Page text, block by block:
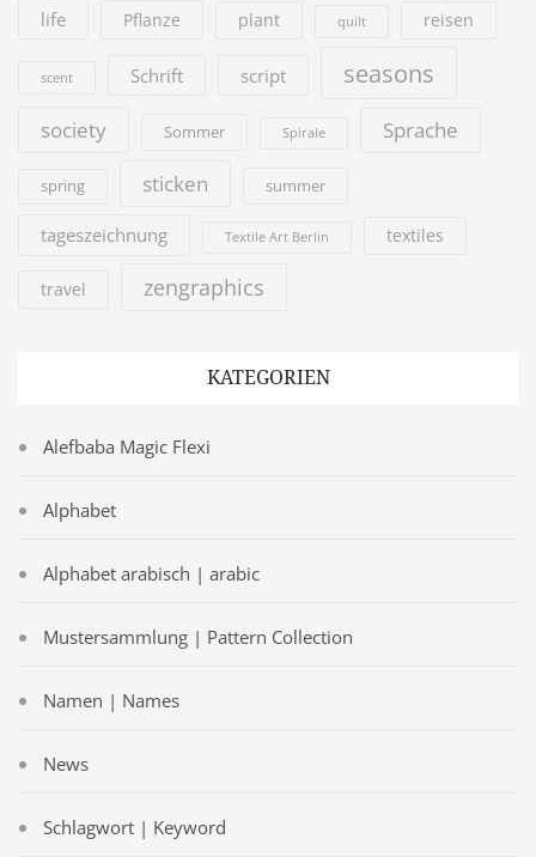
life Pflanze plant quilt reisen
scent Schrift script seasons
society Sommer Spirale Sprache
spring sticken summer
tageszeichnung Textile Art Berlin textiles
travel zengraphics
KATEGORIEN
Alefbaba Magic Flexi
Alphabet
Alphabet arabisch | arabic
Mustersammlung | Pattern Collection
Namen | Names
News
Schlagwort | Keyword